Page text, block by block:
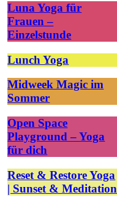
Luna Yoga für
Frauen –
Einzelstunde
Lunch Yoga
Midweek Magic im
Sommer
Open Space
Playground – Yoga
für dich
Reset & Restore Yoga
| Sunset & Meditation